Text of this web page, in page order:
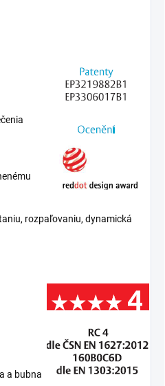
rozpaľovaniu, dynamická
a bubna